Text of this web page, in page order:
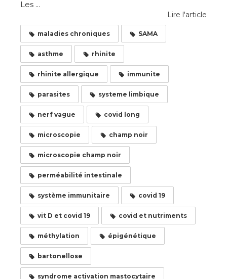
Les ...
Lire l'article
maladies chroniques SAMA
asthme rhinite
rhinite allergique immunite
parasites systeme limbique
nerf vague covid long
microscopie champ noir
microscopie champ noir
perméabilité intestinale
système immunitaire covid 19
vit D et covid 19 covid et nutriments
méthylation épigénétique
bartonellose
syndrome activation mastocytaire